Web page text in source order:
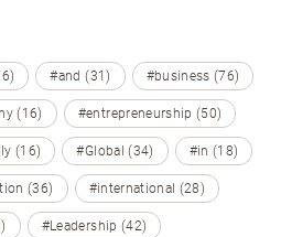
#and (31) #business (76)
(16) #entrepreneurship (50)
(16) #Global (34) #in (18)
(36) #international (28)
#Leadership (42)